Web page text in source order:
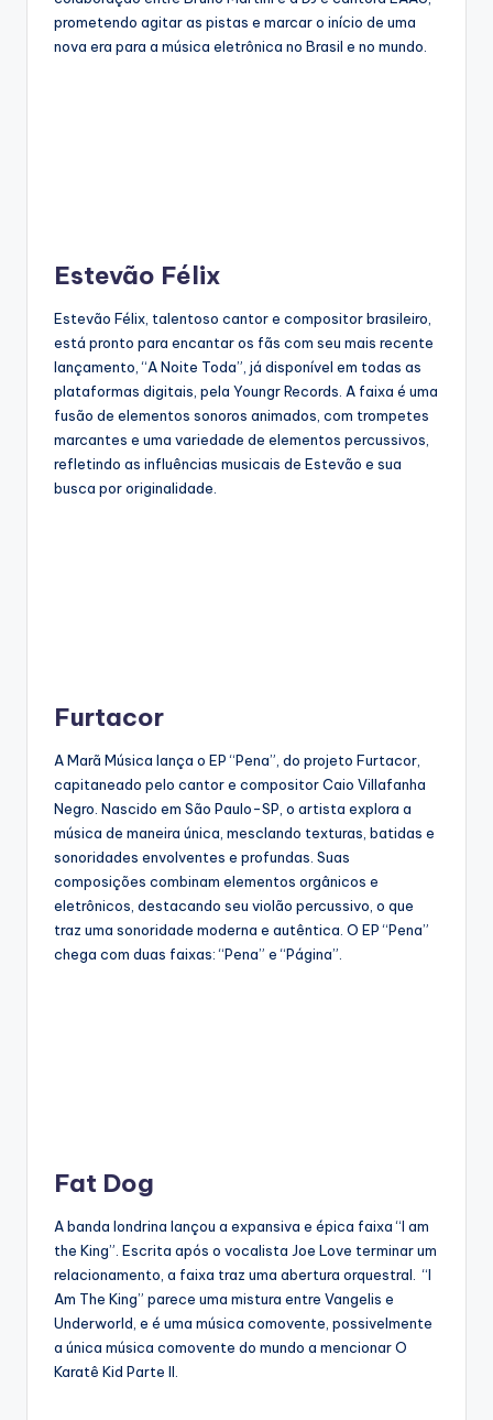
prometendo agitar as pistas e marcar o início de uma
nova era para a música eletrônica no Brasil e no mundo.
Estevão Félix
Estevão Félix, talentoso cantor e compositor brasileiro,
está pronto para encantar os fãs com seu mais recente
lançamento, “A Noite Toda”, já disponível em todas as
plataformas digitais, pela Youngr Records. A faixa é uma
fusão de elementos sonoros animados, com trompetes
marcantes e uma variedade de elementos percussivos,
refletindo as influências musicais de Estevão e sua
busca por originalidade.
Furtacor
A Marã Música lança o EP “Pena”, do projeto Furtacor,
capitaneado pelo cantor e compositor Caio Villafanha
Negro. Nascido em São Paulo-SP, o artista explora a
música de maneira única, mesclando texturas, batidas e
sonoridades envolventes e profundas. Suas
composições combinam elementos orgânicos e
eletrônicos, destacando seu violão percussivo, o que
traz uma sonoridade moderna e autêntica. O EP “Pena”
chega com duas faixas: “Pena” e “Página”.
Fat Dog
A banda londrina lançou a expansiva e épica faixa “I am
the King”. Escrita após o vocalista Joe Love terminar um
relacionamento, a faixa traz uma abertura orquestral. “I
Am The King” parece uma mistura entre Vangelis e
Underworld, e é uma música comovente, possivelmente
a única música comovente do mundo a mencionar O
Karatê Kid Parte II.